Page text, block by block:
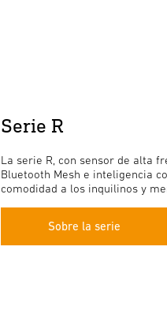
Serie R
La serie R, con sensor de alta
Bluetooth Mesh e inteligencia
comodidad a los inquilinos y
Sobre la serie